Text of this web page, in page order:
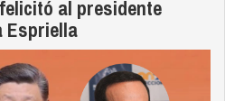
al presidente
Espriella